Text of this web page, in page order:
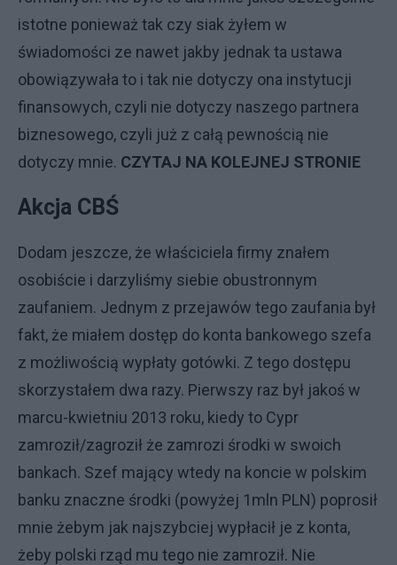
istotne ponieważ tak czy siak żyłem w
świadomości ze nawet jakby jednak ta ustawa
obowiązywała to i tak nie dotyczy ona instytucji
finansowych, czyli nie dotyczy naszego partnera
biznesowego, czyli już z całą pewnością nie
dotyczy mnie. CZYTAJ NA KOLEJNEJ STRONIE
Akcja CBŚ
Dodam jeszcze, że właściciela firmy znałem
osobiście i darzyliśmy siebie obustronnym
zaufaniem. Jednym z przejawów tego zaufania był
fakt, że miałem dostęp do konta bankowego szefa
z możliwością wypłaty gotówki. Z tego dostępu
skorzystałem dwa razy. Pierwszy raz był jakoś w
marcu-kwietniu 2013 roku, kiedy to Cypr
zamroził/zagroził że zamrozi środki w swoich
bankach. Szef mający wtedy na koncie w polskim
banku znaczne środki (powyżej 1mln PLN) poprosił
mnie żebym jak najszybciej wypłacił je z konta,
żeby polski rząd mu tego nie zamroził. Nie